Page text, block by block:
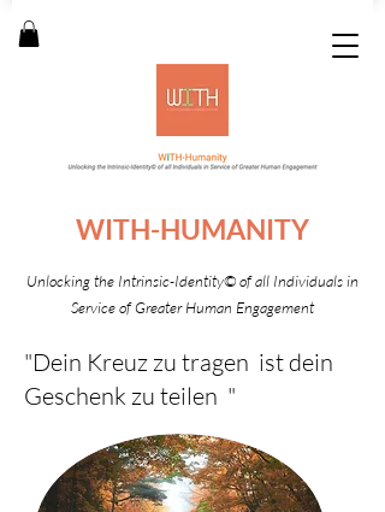
WITH-HUMANITY
Unlocking the Intrinsic-Identity© of all Individuals in
Service of Greater Human Engagement
"Dein Kreuz zu tragen ist dein
Geschenk zu teilen "